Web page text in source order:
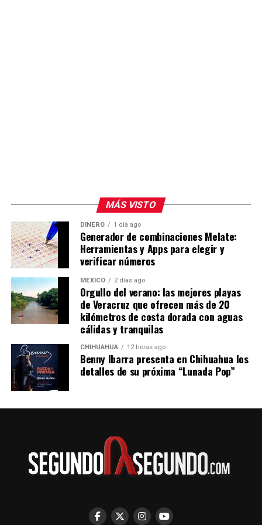
MÁS VISTO
DINERO 1 día ago
Generador de combinaciones Melate:
Herramientas y Apps para elegir y
verificar números
MÉXICO 2 días ago
Orgullo del verano: las mejores playas
de Veracruz que ofrecen más de 20
kilómetros de costa dorada con aguas
cálidas y tranquilas
CHIHUAHUA 12 horas ago
Benny Ibarra presenta en Chihuahua los
detalles de su próxima “Lunada Pop”